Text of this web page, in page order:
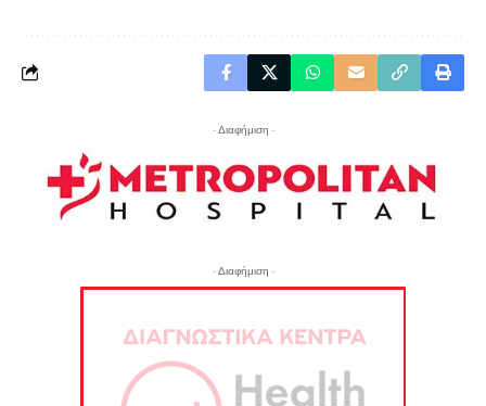
- Διαφήμιση -
- Διαφήμιση -